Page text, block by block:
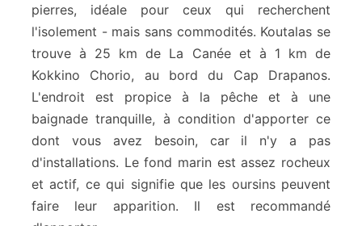
e
K
o
u
t
l
a
s
pierres, idéale pour ceux qui recherchent
l'isolement - mais sans commodités. Koutalas se
trouve à 25 km de La Canée et à 1 km de
Kokkino Chorio, au bord du Cap Drapanos.
L'endroit est propice à la pêche et à une
baignade tranquille, à condition d'apporter ce
dont vous avez besoin, car il n'y a pas
d'installations. Le fond marin est assez rocheux
et actif, ce qui signifie que les oursins peuvent
faire leur apparition. Il est recommandé